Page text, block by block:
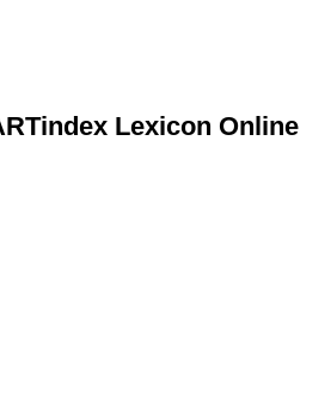
Lexicon Online